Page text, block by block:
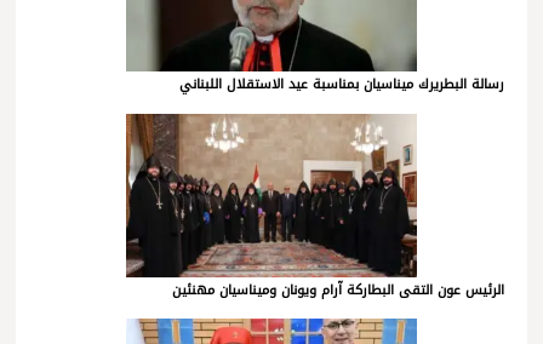
رسالة البطريرك ميناسيان بمناسبة عيد الاستقلال اللبناني
الرئيس عون التقى البطاركة آرام ويونان وميناسيان مهنئين